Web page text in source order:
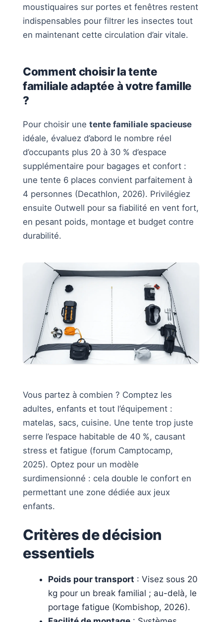
moustiquaires sur portes et fenêtres restent
indispensables pour filtrer les insectes tout
en maintenant cette circulation d’air vitale.
Comment choisir la tente
familiale adaptée à votre famille
?
Pour choisir une tente familiale spacieuse
idéale, évaluez d’abord le nombre réel
d’occupants plus 20 à 30 % d’espace
supplémentaire pour bagages et confort :
une tente 6 places convient parfaitement à
4 personnes (Decathlon, 2026). Privilégiez
ensuite Outwell pour sa fiabilité en vent fort,
en pesant poids, montage et budget contre
durabilité.
Vous partez à combien ? Comptez les
adultes, enfants et tout l’équipement :
matelas, sacs, cuisine. Une tente trop juste
serre l’espace habitable de 40 %, causant
stress et fatigue (forum Camptocamp,
2025). Optez pour un modèle
surdimensionné : cela double le confort en
permettant une zone dédiée aux jeux
enfants.
Critères de décision
essentiels
Poids pour transport : Visez sous 20
kg pour un break familial ; au-delà, le
portage fatigue (Kombishop, 2026).